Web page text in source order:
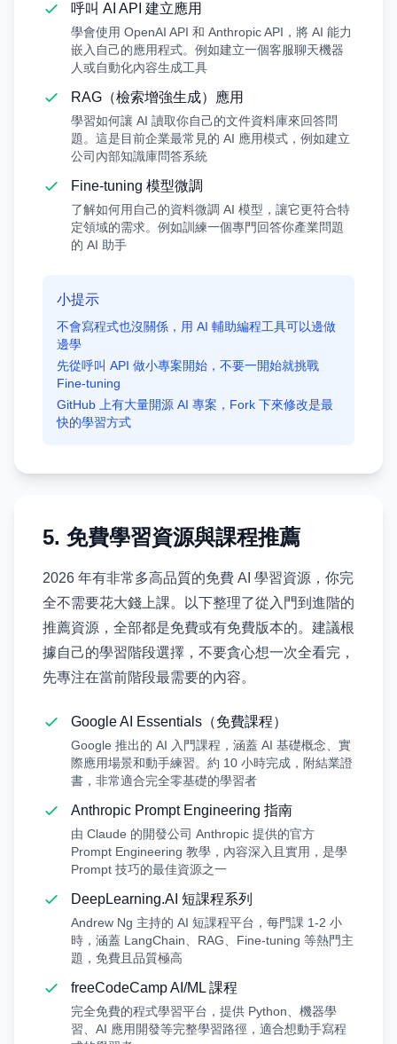
呼叫 AI API 建立應用
學會使用 OpenAI API 和 Anthropic API，將 AI 能力
嵌入自己的應用程式。例如建立一個客服聊天機器
人或自動化內容生成工具
RAG（檢索增強生成）應用
學習如何讓 AI 讀取你自己的文件資料庫來回答問
題。這是目前企業最常見的 AI 應用模式，例如建立
公司內部知識庫問答系統
Fine-tuning 模型微調
了解如何用自己的資料微調 AI 模型，讓它更符合特
定領域的需求。例如訓練一個專門回答你產業問題
的 AI 助手
小提示
不會寫程式也沒關係，用 AI 輔助編程工具可以邊做
邊學
先從呼叫 API 做小專案開始，不要一開始就挑戰
Fine-tuning
GitHub 上有大量開源 AI 專案，Fork 下來修改是最
快的學習方式
5. 免費學習資源與課程推薦
2026 年有非常多高品質的免費 AI 學習資源，你完
全不需要花大錢上課。以下整理了從入門到進階的
推薦資源，全部都是免費或有免費版本的。建議根
據自己的學習階段選擇，不要貪心想一次全看完，
先專注在當前階段最需要的內容。
Google AI Essentials（免費課程）
Google 推出的 AI 入門課程，涵蓋 AI 基礎概念、實
際應用場景和動手練習。約 10 小時完成，附結業證
書，非常適合完全零基礎的學習者
Anthropic Prompt Engineering 指南
由 Claude 的開發公司 Anthropic 提供的官方
Prompt Engineering 教學，內容深入且實用，是學
Prompt 技巧的最佳資源之一
DeepLearning.AI 短課程系列
Andrew Ng 主持的 AI 短課程平台，每門課 1-2 小
時，涵蓋 LangChain、RAG、Fine-tuning 等熱門主
題，免費且品質極高
freeCodeCamp AI/ML 課程
完全免費的程式學習平台，提供 Python、機器學
習、AI 應用開發等完整學習路徑，適合想動手寫程